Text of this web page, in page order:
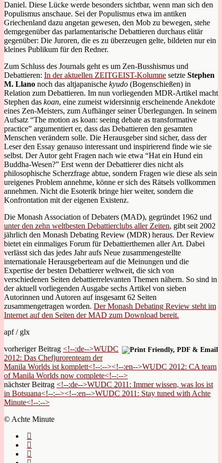
Daniel. Diese Lücke werde besonders sichtbar, wenn man sich den
Populismus anschaue. Sei der Populismus etwa im antiken
Griechenland dazu angetan gewesen, den Mob zu bewegen, stehe
demgegenüber das parlamentarische Debattieren durchaus elitär
gegenüber: Die Juroren, die es zu überzeugen gelte, bildeten nur ein
kleines Publikum für den Redner.
Zum Schluss des Journals geht es um Zen-Busshismus und
Debattieren: In der aktuellen ZEITGEIST-Kolumne setzte Stephen
M. Llano noch das altjapanische kyudo (Bogenschießen) in
Relation zum Debattieren. Im nun vorliegenden MDR-Artikel macht
Stephen das koan, eine zumeist widersinnig erscheinende Anekdote
eines Zen-Meisters, zum Aufhänger seiner Überlegungen. In seinem
Aufsatz “The motion as koan: seeing debate as transformative
practice” argumentiert er, dass das Debattieren den gesamten
Menschen verändern solle. Die Herausgeber sind sicher, dass der
Leser den Essay genauso interessant und inspirierend finde wie sie
selbst. Der Autor geht Fragen nach wie etwa “Hat ein Hund ein
Buddha-Wesen?” Erst wenn der Debattierer dies nicht als
philosophische Scherzfrage abtue, sondern Fragen wie diese als sein
ureigenes Problem annehme, könne er sich des Rätsels vollkommen
annehmen. Nicht die Esoterik bringe hier weiter, sondern die
Konfrontation mit der eigenen Existenz.
Die Monash Association of Debaters (MAD), gegründet 1962 und
unter den zehn weltbesten Debattierclubs aller Zeiten, gibt seit 2002
jährlich den Monash Debating Review (MDR) heraus. Der Review
bietet ein einmaliges Forum für Debattierthemen aller Art. Dabei
verlässt sich das jedes Jahr aufs Neue zusammengestellte
internationale Herausgeberteam auf die Meinungen und die
Expertise der besten Debattierer weltweit, die sich von
verschiedenen Seiten debattierrelevanten Themen nähern. So sind in
der aktuell vorliegenden Ausgabe sechs Artikel von sieben
Autorinnen und Autoren auf insgesamt 62 Seiten
zusammengetragen worden. Der Monash Debating Review steht im
Internet auf den Seiten der MAD zum Download bereit.
apf / glx
vorheriger Beitrag <!--:de-->WUDC
2012: Das Chefjurorenteam der
Manila Worlds ist komplett<!--:--><!--:en-->WUDC 2012: CA team
of Manila Worlds now complete<!--:-->
nächster Beitrag <!--:de-->WUDC 2011: Immer wissen, was los ist
in Botsuana<!--:--><!--:en-->WUDC 2011: Stay tuned with Achte
Minute<!--:-->
© Achte Minute